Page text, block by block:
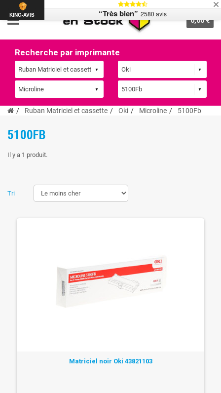
0,00 €
Recherche par imprimante
Ruban Matriciel et cassette Oki Microline 5100Fb
5100FB
Il y a 1 produit.
Tri
Matriciel noir Oki 43821103
KING-AVIS “Très bien” 2580 avis